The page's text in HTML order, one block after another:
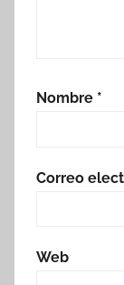
Nombre *
Correo
Web